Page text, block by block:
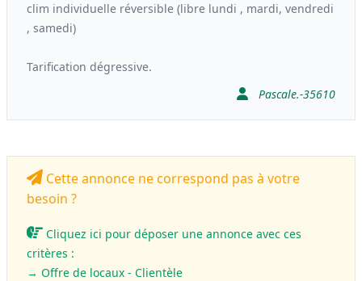
clim individuelle réversible (libre lundi , mardi, vendredi
, samedi)
Tarification dégressive.
Pascale.-35610
Cette annonce ne correspond pas à votre
besoin ?
Cliquez ici pour déposer une annonce avec ces
critères :
→ Offre de locaux - Clientèle